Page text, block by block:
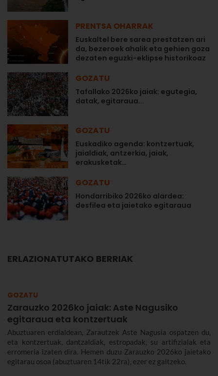
PRENTSA OHARRAK
Euskaltel bere sarea prestatzen ari
da, bezeroek ahalik eta gehien goza
dezaten eguzki-eklipse historikoaz
GOZATU
Tafallako 2026ko jaiak: egutegia,
datak, egitaraua...
GOZATU
Euskadiko agenda: kontzertuak,
jaialdiak, antzerkia, jaiak,
erakusketak…
GOZATU
Hondarribiko 2026ko alardea:
desfilea eta jaietako egitaraua
ERLAZIONATUTAKO BERRIAK
GOZATU
Zarauzko 2026ko jaiak: Aste Nagusiko
egitaraua eta kontzertuak
Abuztuaren erdialdean, Zarautzek Aste Nagusia ospatzen du,
eta kontzertuak, dantzaldiak, estropadak, su artifizialak eta
erromeria izaten dira. Hemen duzu Zarauzko 2026ko jaietako
egitarau osoa (abuztuaren 14tik 22ra), ezer ez galtzeko.